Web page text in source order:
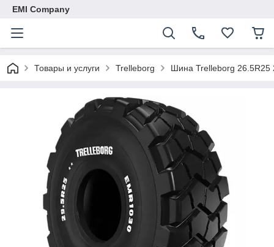
EMI Company
Товары и услуги Trelleborg Шина Trelleborg 26.5R25